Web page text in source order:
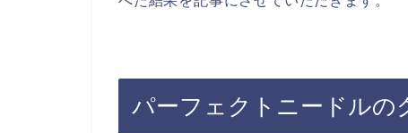
パーフェクトニードルの